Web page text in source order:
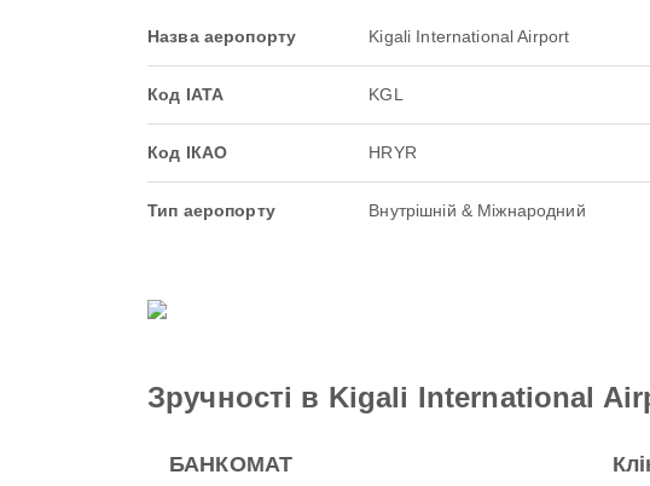
Назва аеропорту Kigali International Airport
Код IATA KGL
Код ІКАО HRYR
Тип аеропорту Внутрішній & Міжнародний
Зручності в Kigali International
БАНКОМАТ